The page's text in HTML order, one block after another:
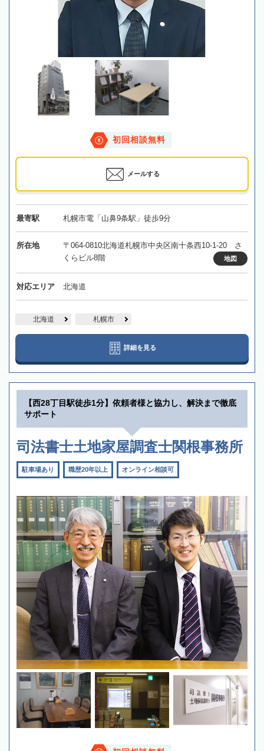
初回相談無料
メールする
最寄駅 札幌市電「山鼻9条駅」徒歩9分
所在地
〒064-0810北海道札幌市中央区南十条西10-1-20 さ
くらビル8階
地図
対応エリア 北海道
北海道 札幌市
詳細を見る
【西28丁目駅徒歩1分】依頼者様と協力し、解決まで徹底
サポート
司法書士土地家屋調査士関根事務所
駐車場あり 職歴20年以上 オンライン相談可